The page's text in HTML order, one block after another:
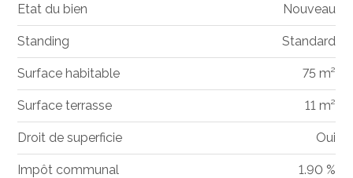
Etat du bien Nouveau
Standing Standard
Surface habitable 75 m²
Surface terrasse 11 m²
Droit de superficie Oui
Impôt communal 1.90 %